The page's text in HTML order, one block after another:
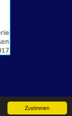
Zustimmen